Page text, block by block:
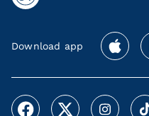
Download app